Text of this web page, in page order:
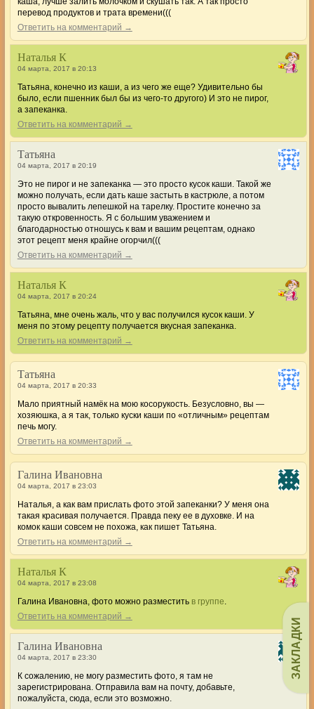
ЗАКЛАДКИ
перевод продуктов и трата времени(((
Ответить на комментарий →
Наталья К
04 марта, 2017 в 20:13
Татьяна, конечно из каши, а из чего же еще? Удивительно бы
было, если пшенник был бы из чего-то другого) И это не пирог,
а запеканка.
Ответить на комментарий →
Татьяна
04 марта, 2017 в 20:19
Это не пирог и не запеканка — это просто кусок каши. Такой же
можно получать, если дать каше застыть в кастрюле, а потом
просто вывалить лепешкой на тарелку. Простите конечно за
такую откровенность. Я с большим уважением и
благодарностью отношусь к вам и вашим рецептам, однако
этот рецепт меня крайне огорчил(((
Ответить на комментарий →
Наталья К
04 марта, 2017 в 20:24
Татьяна, мне очень жаль, что у вас получился кусок каши. У
меня по этому рецепту получается вкусная запеканка.
Ответить на комментарий →
Татьяна
04 марта, 2017 в 20:33
Мало приятный намёк на мою косорукость. Безусловно, вы —
хозяюшка, а я так, только куски каши по «отличным» рецептам
печь могу.
Ответить на комментарий →
Галина Ивановна
04 марта, 2017 в 23:03
Наталья, а как вам прислать фото этой запеканки? У меня она
такая красивая получается. Правда пеку ее в духовке. И на
комок каши совсем не похожа, как пишет Татьяна.
Ответить на комментарий →
Наталья К
04 марта, 2017 в 23:08
Галина Ивановна, фото можно разместить в группе
Ответить на комментарий →
Галина Ивановна
04 марта, 2017 в 23:30
К сожалению, не могу разместить фото, я там не
зарегистрирована. Отправила вам на почту, добавьте,
пожалуйста, сюда, если это возможно.